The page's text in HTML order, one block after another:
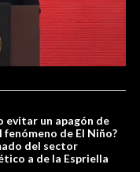
evitar un apagón de
fenómeno de El Niño?
del sector
a de la Espriella